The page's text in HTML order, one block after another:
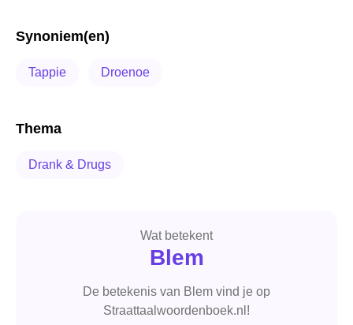
Synoniem(en)
Tappie Droenoe
Thema
Drank & Drugs
Wat betekent
Blem
De betekenis van Blem vind je op
Straattaalwoordenboek.nl!